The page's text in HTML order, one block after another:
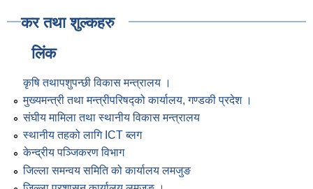
कर तथा शुल्कहरु
लिंक
कृषि तथापशुपन्छी विकास मन्त्रालय ।
मुख्यमन्त्री तथा मन्त्रीपरिषद्को कार्यालय, गण्डकी प्रदेश ।
संघीय मामिला तथा स्थानीय विकास मन्त्रालय
स्थानीय तहको लागि ICT ब्लग
केन्द्रीय पञ्जिकरण विभाग
जिल्ला समन्वय समिति को कार्यालय लमजुङ